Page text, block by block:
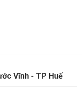
Vĩnh - TP Huế